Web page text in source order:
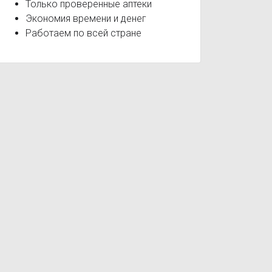
конъюнктивит
Только проверенные аптеки
Экономия времени и денег
Работаем по всей стране